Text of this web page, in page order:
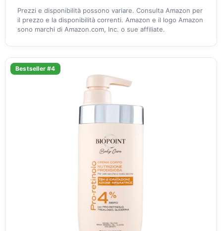
Prezzi e disponibilità possono variare. Consulta Amazon per
il prezzo e la disponibilità correnti. Amazon e il logo Amazon
sono marchi di Amazon.com, Inc. o sue affiliate.
Bestseller #4